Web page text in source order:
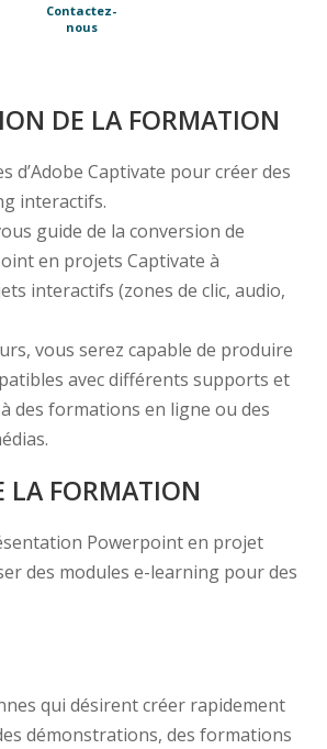
Contactez-
nous
DE LA FORMATION
d’Adobe Captivate pour créer des
interactifs.
guide de la conversion de
en projets Captivate à
interactifs (zones de clic, audio,
vous serez capable de produire
avec différents supports et
des formations en ligne ou des
LA FORMATION
Powerpoint en projet
des modules e-learning pour des
qui désirent créer rapidement
démonstrations, des formations